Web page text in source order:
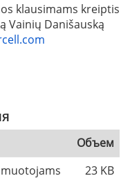
klausimams kreiptis
Vainių Danišauską
Объем
23 KB